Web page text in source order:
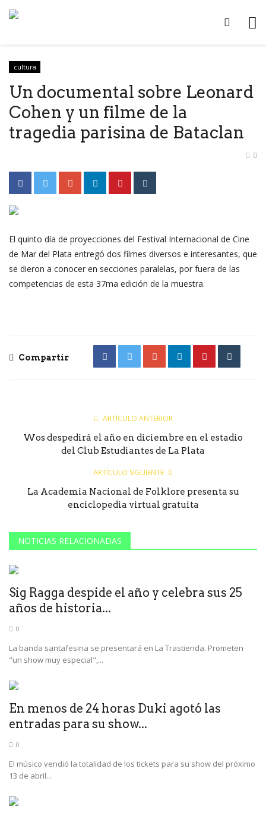
cultura
Un documental sobre Leonard
Cohen y un filme de la
tragedia parisina de Bataclan
0
El quinto día de proyecciones del Festival Internacional de Cine
de Mar del Plata entregó dos filmes diversos e interesantes, que
se dieron a conocer en secciones paralelas, por fuera de las
competencias de esta 37ma edición de la muestra.
Compartir
ARTÍCULO ANTERIOR
Wos despedirá el año en diciembre en el estadio
del Club Estudiantes de La Plata
ARTÍCULO SIGUIENTE
La Academia Nacional de Folklore presenta su
enciclopedia virtual gratuita
NOTICIAS RELACIONADAS
Sig Ragga despide el año y celebra sus 25
años de historia...
0
La banda santafesina se presentará en La Trastienda. Prometen
"un show muy especial",...
En menos de 24 horas Duki agotó las
entradas para su show...
0
El músico vendió la totalidad de los tickets para su show del próximo
13 de abril...